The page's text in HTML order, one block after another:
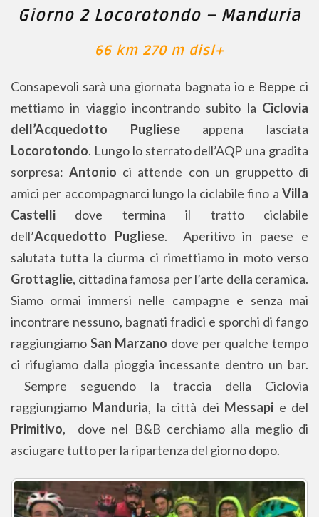
Giorno 2 Locorotondo – Manduria
66 km 270 m disl+
Consapevoli sarà una giornata bagnata io e Beppe ci
mettiamo in viaggio incontrando subito la Ciclovia
dell’Acquedotto Puglieseappena lasciata
Locorotondo. Lungo lo sterrato dell’AQP una gradita
sorpresa:Antonio ci attende con un gruppetto di
amici per accompagnarci lungo la ciclabile fino a Villa
Castelli dove termina il tratto ciclabile
dell’Acquedotto Pugliese. Aperitivo in paese e
salutata tutta la ciurma ci rimettiamo in moto verso
Grottaglie, cittadina famosa per l’arte della ceramica.
Siamo ormai immersi nelle campagne e senza mai
incontrare nessuno, bagnati fradici e sporchi di fango
raggiungiamo San Marzano dove per qualche tempo
ci rifugiamo dalla pioggia incessante dentro un bar.
Sempre seguendo la traccia della Ciclovia
raggiungiamo Manduria, la città dei Messapi e del
Primitivo, dove nel B&B cerchiamo alla meglio di
asciugare tutto per la ripartenza del giorno dopo.